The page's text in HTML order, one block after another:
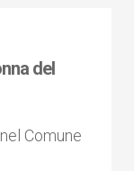
del
Comune